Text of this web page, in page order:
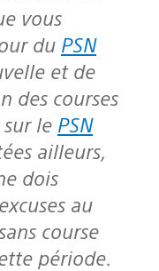
vous
du PSN
et de
des courses
le PSN
ailleurs,
dois
au
course
période.